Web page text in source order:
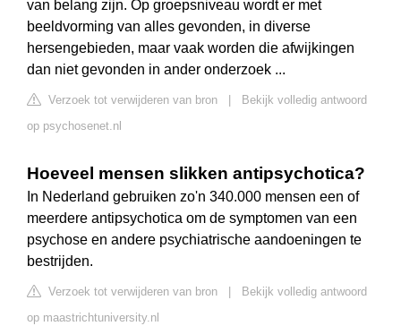
van belang zijn. Op groepsniveau wordt er met
beeldvorming van alles gevonden, in diverse
hersengebieden, maar vaak worden die afwijkingen
dan niet gevonden in ander onderzoek ...
Verzoek tot verwijderen van bron
Bekijk volledig antwoord
op psychosenet.nl
Hoeveel mensen slikken antipsychotica?
In Nederland gebruiken zo'n 340.000 mensen een of
meerdere antipsychotica om de symptomen van een
psychose en andere psychiatrische aandoeningen te
bestrijden.
Verzoek tot verwijderen van bron
Bekijk volledig antwoord
op maastrichtuniversity.nl